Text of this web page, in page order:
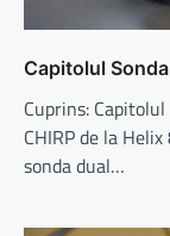
Capitolul
Cuprins:
CHIRP de la
sonda dual…